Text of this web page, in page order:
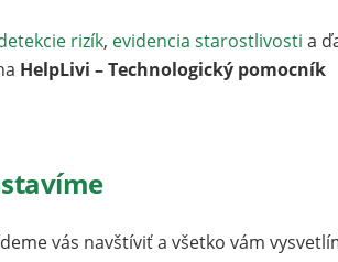
rizík, evidencia starostlivosti a
HelpLivi – Technologický pomocník
vás navštíviť a všetko vám